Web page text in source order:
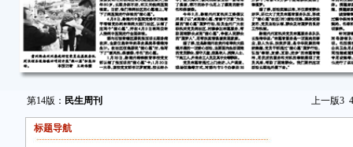
第14版： 民生周刊 上一版3 4
标题导航